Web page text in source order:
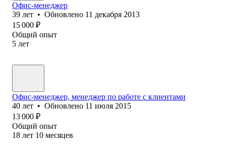
Офис-менеджер
39 лет • Обновлено 11 декабря 2013
15 000 ₽
Общий опыт
5 лет
Офис-менеджер, менеджер по работе с клиентами
40 лет • Обновлено 11 июля 2015
13 000 ₽
Общий опыт
18 лет 10 месяцев